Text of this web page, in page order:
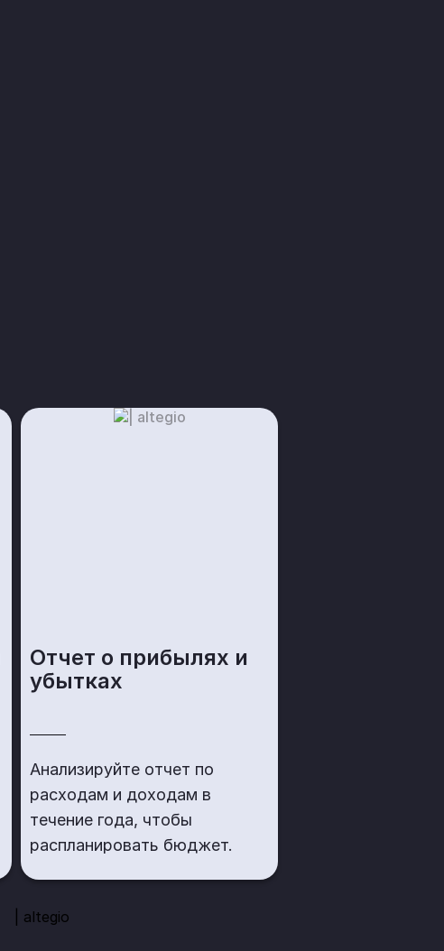
Отчет о прибылях и
убытках
Анализируйте отчет по
расходам и доходам в
течение года, чтобы
распланировать бюджет.